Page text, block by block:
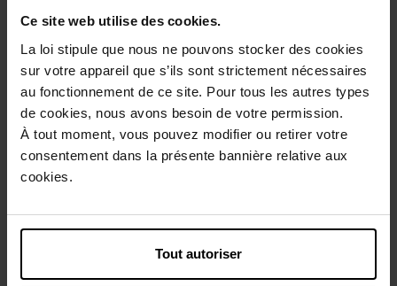
Ce site web utilise des cookies.
La loi stipule que nous ne pouvons stocker des cookies
sur votre appareil que s’ils sont strictement nécessaires
au fonctionnement de ce site. Pour tous les autres types
de cookies, nous avons besoin de votre permission.
À tout moment, vous pouvez modifier ou retirer votre
consentement dans la présente bannière relative aux
cookies.
Tout autoriser
Livraison gratuite à partir de 50€
Retour gratuit dans votre magasin
Caractéristiques